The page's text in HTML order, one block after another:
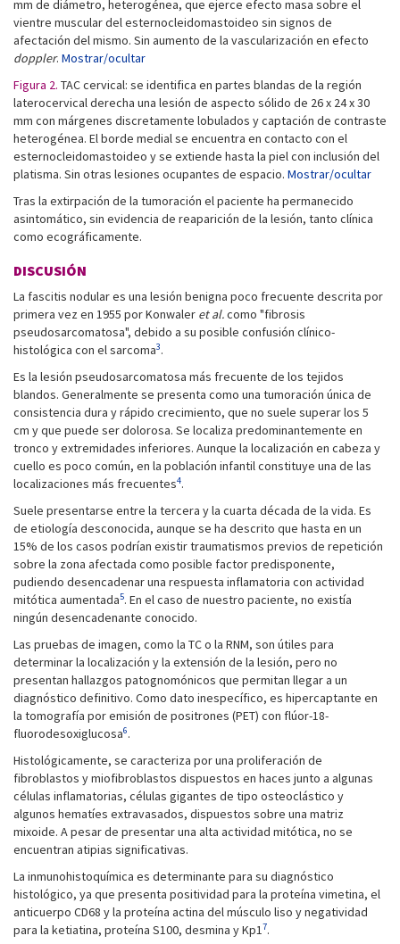
mm de diámetro, heterogénea, que ejerce efecto masa sobre el
vientre muscular del esternocleidomastoideo sin signos de
afectación del mismo. Sin aumento de la vascularización en efecto
doppler. Mostrar/ocultar
Figura 2. TAC cervical: se identifica en partes blandas de la región
laterocervical derecha una lesión de aspecto sólido de 26 x 24 x 30
mm con márgenes discretamente lobulados y captación de contraste
heterogénea. El borde medial se encuentra en contacto con el
esternocleidomastoideo y se extiende hasta la piel con inclusión del
platisma. Sin otras lesiones ocupantes de espacio. Mostrar/ocultar
Tras la extirpación de la tumoración el paciente ha permanecido
asintomático, sin evidencia de reaparición de la lesión, tanto clínica
como ecográficamente.
DISCUSIÓN
La fascitis nodular es una lesión benigna poco frecuente descrita por
primera vez en 1955 por Konwaler et al.como "fibrosis
pseudosarcomatosa", debido a su posible confusión clínico-
histológica con el sarcoma3.
Es la lesión pseudosarcomatosa más frecuente de los tejidos
blandos. Generalmente se presenta como una tumoración única de
consistencia dura y rápido crecimiento, que no suele superar los 5
cm y que puede ser dolorosa. Se localiza predominantemente en
tronco y extremidades inferiores. Aunque la localización en cabeza y
cuello es poco común, en la población infantil constituye una de las
localizaciones más frecuentes4.
Suele presentarse entre la tercera y la cuarta década de la vida. Es
de etiología desconocida, aunque se ha descrito que hasta en un
15% de los casos podrían existir traumatismos previos de repetición
sobre la zona afectada como posible factor predisponente,
pudiendo desencadenar una respuesta inflamatoria con actividad
mitótica aumentada5. En el caso de nuestro paciente, no existía
ningún desencadenante conocido.
Las pruebas de imagen, como la TC o la RNM, son útiles para
determinar la localización y la extensión de la lesión, pero no
presentan hallazgos patognomónicos que permitan llegar a un
diagnóstico definitivo. Como dato inespecífico, es hipercaptante en
la tomografía por emisión de positrones (PET) con flúor-18-
fluorodesoxiglucosa6.
Histológicamente, se caracteriza por una proliferación de
fibroblastos y miofibroblastos dispuestos en haces junto a algunas
células inflamatorias, células gigantes de tipo osteoclástico y
algunos hematíes extravasados, dispuestos sobre una matriz
mixoide. A pesar de presentar una alta actividad mitótica, no se
encuentran atipias significativas.
La inmunohistoquímica es determinante para su diagnóstico
histológico, ya que presenta positividad para la proteína vimetina, el
anticuerpo CD68 y la proteína actina del músculo liso y negatividad
para la ketiatina, proteína S100, desmina y Kp17.